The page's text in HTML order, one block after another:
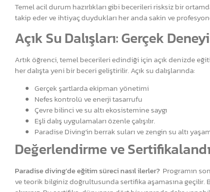
Temel acil durum hazırlıkları gibi becerileri risksiz bir
takip eder ve ihtiyaç duydukları her anda sakin ve
Açık Su Dalışları: Gerçek
Artık öğrenci, temel becerileri edindiği için açık denizde
her dalışta yeni bir beceri geliştirilir. Açık su dalışlarında:
Gerçek şartlarda ekipman yönetimi
Nefes kontrolü ve enerji tasarrufu
Çevre bilinci ve su altı ekosistemine saygı
Eşli dalış uygulamaları özenle çalışılır.
Paradise Diving’in berrak suları ve zengin su altı
Değerlendirme ve
Paradise diving’de eğitim süreci nasıl ilerler? Programın
ve teorik bilginiz doğrultusunda sertifika aşamasına geçilir.